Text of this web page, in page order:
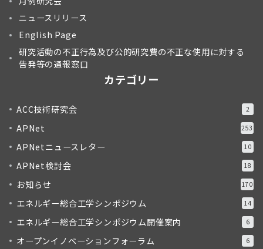
ニュースリリース
English Page
研究活動の不正行為及び公的研究費の不正な使用に対する
告発等の通報窓口
カテゴリー
ACC技術研究会 2
APNet 253
APNetニュースレター 10
APNet検討会 18
お知らせ 170
エネルギー総合工学シンポジウム 14
エネルギー総合工学シンポジウム開催案内 6
オープンイノベーションフォーラム 6